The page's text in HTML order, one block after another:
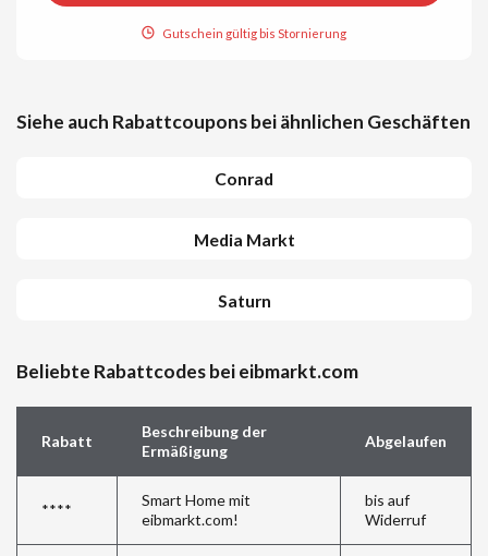
Gutschein gültig bis Stornierung
Siehe auch Rabattcoupons bei ähnlichen Geschäften
Conrad
Media Markt
Saturn
Beliebte Rabattcodes bei eibmarkt.com
Rabatt
Beschreibung der
Ermäßigung
Abgelaufen
****
Smart Home mit
eibmarkt.com!
bis auf
Widerruf